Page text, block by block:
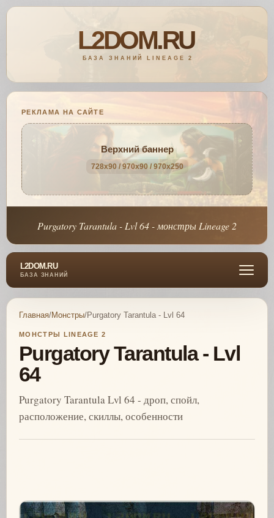
РЕКЛАМА НА САЙТЕ
Верхний баннер
728x90 / 970x90 / 970x250
Purgatory Tarantula - Lvl 64 - монстры Lineage 2
L2DOM.RU
БАЗА ЗНАНИЙ
Главная/Монстры/Purgatory Tarantula - Lvl 64
МОНСТРЫ LINEAGE 2
Purgatory Tarantula - Lvl
64
Purgatory Tarantula Lvl 64 - дроп, спойл,
расположение, скиллы, особенности